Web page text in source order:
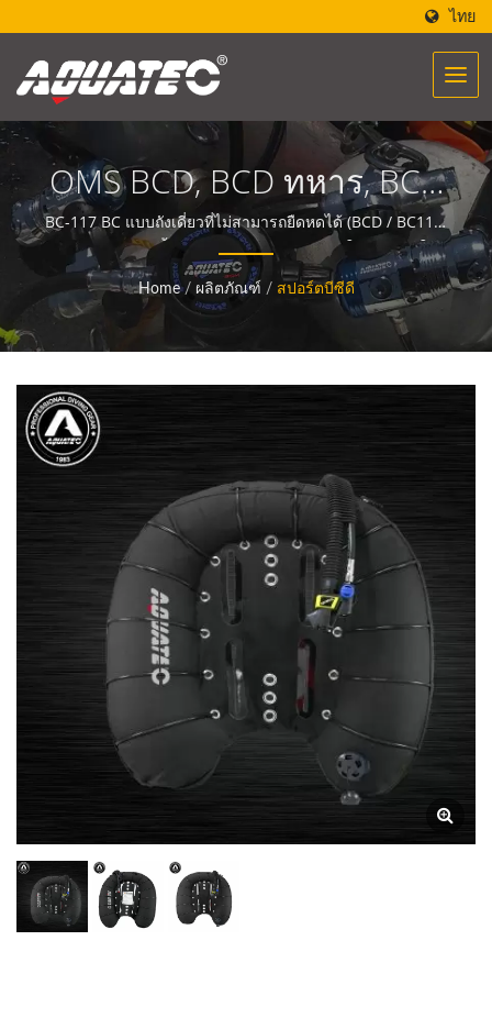
ไทย
OMS BCD, BCD ทหาร, BCD
กองทัพ, OMS Wing BCD,
Badder BCD, Ocean Wing |
เครื่องวัดการดำน้ำ | ผู้ผลิต
เข็มทิศใต้น้ำ | SCUBA
BC-117 BC แบบถังเดี่ยวที่ไม่สามารถยืดหดได้ (BCD / BC117-
K45)อุปกรณ์ดำน้ำของ AQUATEC สร้างพลังในการช่วยให้
ผู้คนได้พบปะและสื่อสารกับมหาสมุทร.
Home / ผลิตภัณฑ์ / สปอร์ตบีซีดี